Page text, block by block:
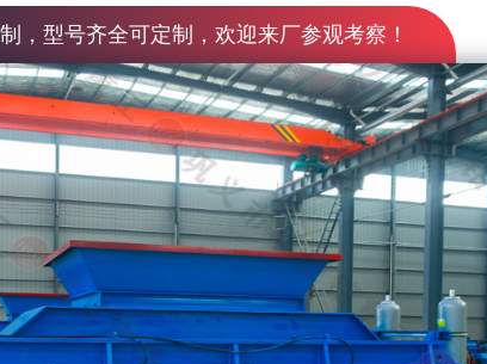
，型号齐全可定制，欢迎来厂参观考察！